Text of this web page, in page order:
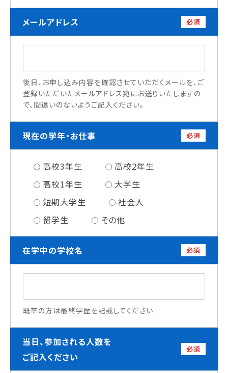
よくあるご質問
メールアドレス 必須
後日、お申し込み内容を確認させていただくメールを、ご
登録いただいたメールアドレス宛にお送りいたしますの
で、間違いのないようご記入ください。
現在の学年・お仕事 必須
高校3年生
高校2年生
高校1年生
大学生
短期大学生
社会人
留学生
その他
在学中の学校名 必須
既卒の方は最終学歴を記載してください
当日、参加される人数を
ご記入ください
必須